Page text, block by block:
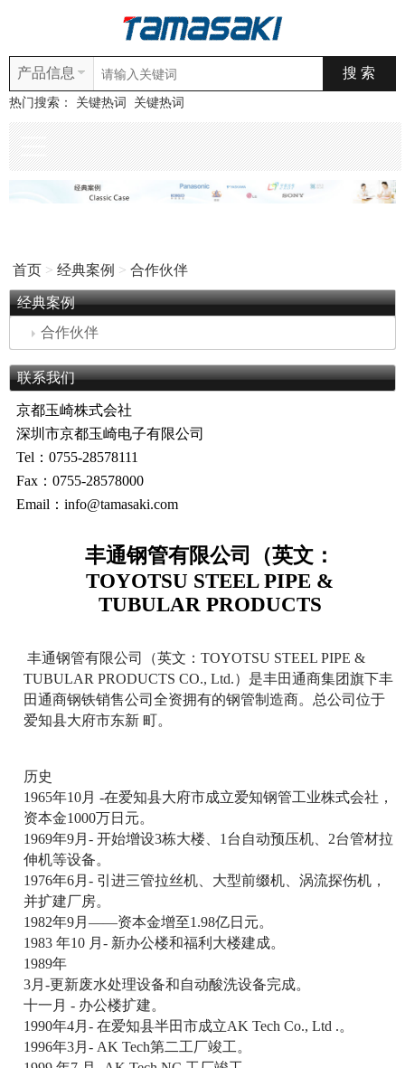
产品信息
热门搜索： 关键热词 关键热词
首页 > 经典案例 > 合作伙伴
经典案例
合作伙伴
联系我们
京都玉崎株式会社
深圳市京都玉崎电子有限公司
Tel：0755-28578111
Fax：0755-28578000
Email：info@tamasaki.com
丰通钢管有限公司（英文：
TOYOTSU STEEL PIPE &
TUBULAR PRODUCTS
丰通钢管有限公司（英文：TOYOTSU STEEL PIPE &
TUBULAR PRODUCTS CO., Ltd.）是丰田通商集团旗下丰
田通商钢铁销售公司全资拥有的钢管制造商。总公司位于
爱知县大府市东新 町。
历史
1965年10月 -在爱知县大府市成立爱知钢管工业株式会社，
资本金1000万日元。
1969年9月- 开始增设3栋大楼、1台自动预压机、2台管材拉
伸机等设备。
1976年6月- 引进三管拉丝机、大型前缀机、涡流探伤机，
并扩建厂房。
1982年9月——资本金增至1.98亿日元。
1983 年10 月- 新办公楼和福利大楼建成。
1989年
3月-更新废水处理设备和自动酸洗设备完成。
十一月 - 办公楼扩建。
1990年4月- 在爱知县半田市成立AK Tech Co., Ltd .。
1996年3月- AK Tech第二工厂竣工。